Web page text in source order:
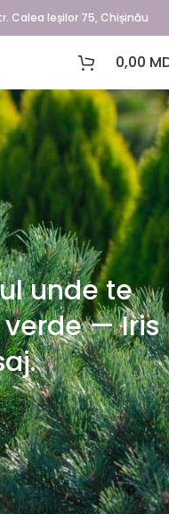
Calea Ieșilor 75, Chișinău
0,00
unde te
— Iris